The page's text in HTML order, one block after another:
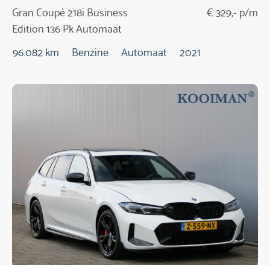
Gran Coupé 218i Business
Edition 136 Pk Automaat
€ 329,- p/m
96.082 km Benzine Automaat 2021